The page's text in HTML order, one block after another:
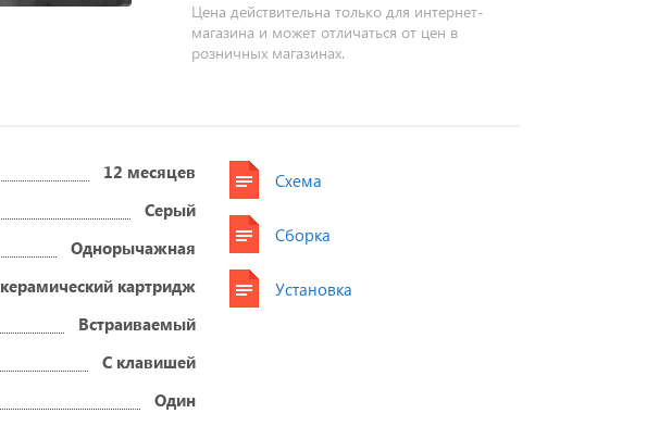
Цена действительна только для интернет-
магазина и может отличаться от цен в
розничных магазинах.
12 месяцев
Серый
Однорычажная
керамический картридж
Встраиваемый
С клавишей
Один
Схема
Сборка
Установка